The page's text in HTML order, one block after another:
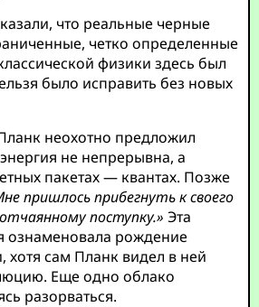
что реальные черные
четко определенные
физики здесь был
было исправить без новых
неохотно предложил
не непрерывна, а
пакетах — квантах. Позже
пришлось прибегнуть к своего
поступку.» Эта
ознаменовала рождение
хотя сам Планк видел в ней
Еще одно облако
разорваться.